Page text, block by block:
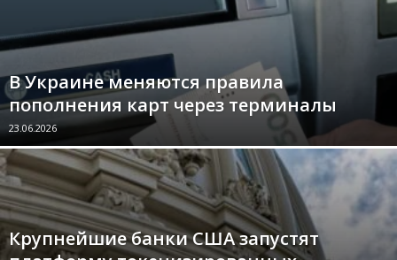
В Украине меняются правила
пополнения карт через терминалы
23.06.2026
Крупнейшие банки США запустят